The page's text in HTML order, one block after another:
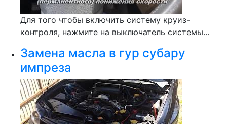
Для того чтобы включить систему круиз-
контроля, нажмите на выключатель системы...
Замена масла в гур субару
импреза